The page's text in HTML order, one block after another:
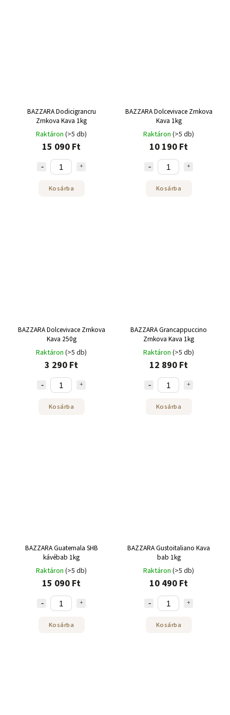
BAZZARA Dodicigrancru
Zrnkova Kava 1kg
Raktáron (>5 db)
15 090 Ft
Kosárba
BAZZARA Dolcevivace Zrnkova
Kava 1kg
Raktáron (>5 db)
10 190 Ft
Kosárba
BAZZARA Dolcevivace Zrnkova
Kava 250g
Raktáron (>5 db)
3 290 Ft
Kosárba
BAZZARA Grancappuccino
Zrnkova Kava 1kg
Raktáron (>5 db)
12 890 Ft
Kosárba
BAZZARA Guatemala SHB
kávébab 1kg
Raktáron (>5 db)
15 090 Ft
Kosárba
BAZZARA Gustoitaliano Kava
bab 1kg
Raktáron (>5 db)
10 490 Ft
Kosárba